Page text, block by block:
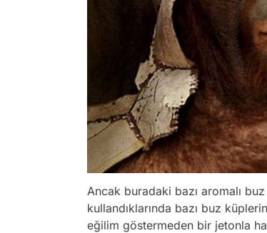
Ancak buradaki bazı aromalı
kullandıklarında bazı buz
eğilim göstermeden bir jetonla